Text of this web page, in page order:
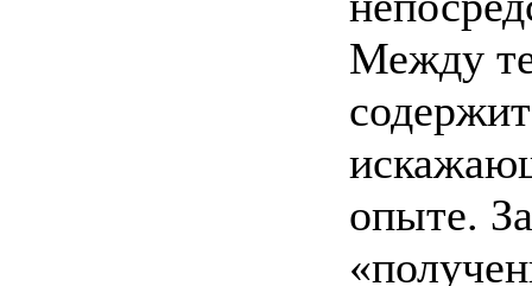
Между
опыте.